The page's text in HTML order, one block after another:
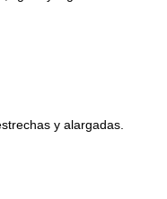
y alargadas.